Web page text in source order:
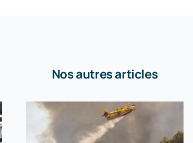
Nos autres articles